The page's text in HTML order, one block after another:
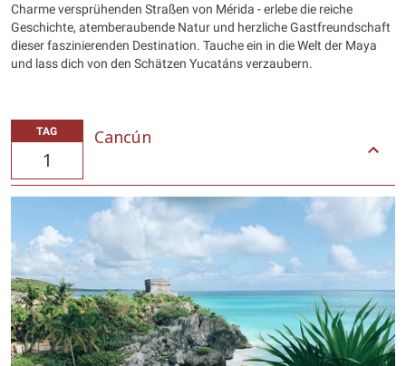
Charme versprühenden Straßen von Mérida - erlebe die reiche
Geschichte, atemberaubende Natur und herzliche Gastfreundschaft
dieser faszinierenden Destination. Tauche ein in die Welt der Maya
und lass dich von den Schätzen Yucatáns verzaubern.
TAG
1
Cancún